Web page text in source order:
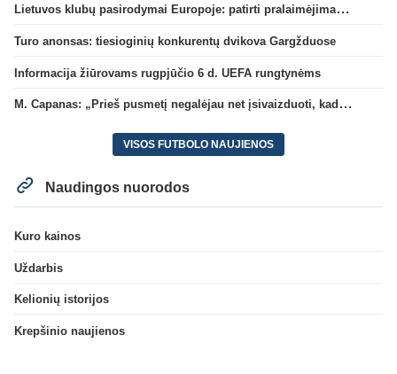
Lietuvos klubų pasirodymai Europoje: patirti pralaimėjimai Kroatijos atstovams
Turo anonsas: tiesioginių konkurentų dvikova Gargžduose
Informacija žiūrovams rugpjūčio 6 d. UEFA rungtynėms
M. Capanas: „Prieš pusmetį negalėjau net įsivaizduoti, kad žaisime prieš „Hajduk“
VISOS FUTBOLO NAUJIENOS
Naudingos nuorodos
Kuro kainos
Uždarbis
Kelionių istorijos
Krepšinio naujienos